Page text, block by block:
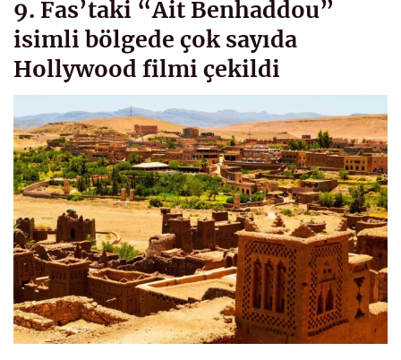
9. Fas’taki “Ait Benhaddou”
isimli bölgede çok sayıda
Hollywood filmi çekildi